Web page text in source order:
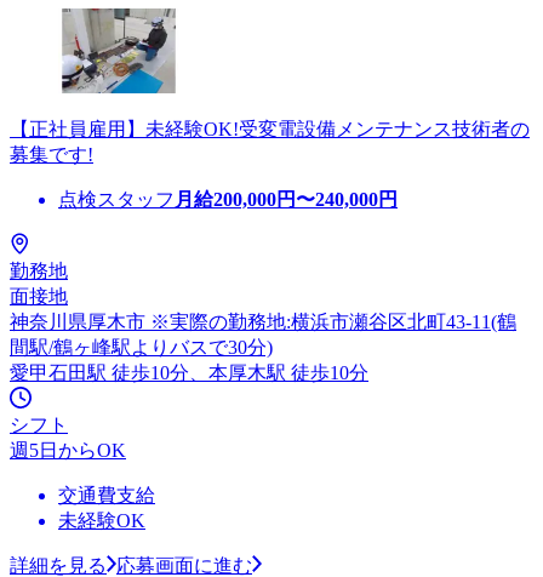
【正社員雇用】未経験OK!受変電設備メンテナンス技術者の
募集です!
点検スタッフ 月給200,000円〜240,000円
勤務地
面接地
神奈川県厚木市 ※実際の勤務地:横浜市瀬谷区北町43-11(鶴
間駅/鶴ヶ峰駅よりバスで30分)
愛甲石田駅 徒歩10分、本厚木駅 徒歩10分
シフト
週5日からOK
交通費支給
未経験OK
詳細を見る
応募画面に進む